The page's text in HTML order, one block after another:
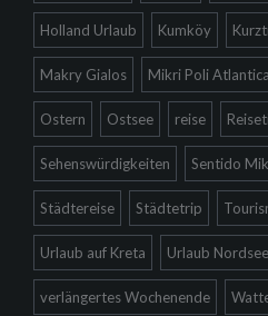
Holland Urlaub Kumköy
Makry Gialos Mikri Poli Atlantica
Ostern Ostsee reise
Sehenswürdigkeiten Sentido
Städtereise Städtetrip
Urlaub auf Kreta Urlaub Nordsee
verlängertes Wochenende